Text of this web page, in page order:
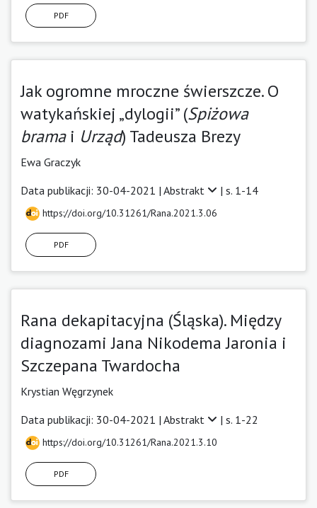
PDF
Jak ogromne mroczne świerszcze. O
watykańskiej „dylogii” (Spiżowa
bramai Urząd) Tadeusza Brezy
Ewa Graczyk
Data publikacji: 30-04-2021 | Abstrakt | s. 1-14
https://doi.org/10.31261/Rana.2021.3.06
PDF
Rana dekapitacyjna (Śląska). Między
diagnozami Jana Nikodema Jaronia i
Szczepana Twardocha
Krystian Węgrzynek
Data publikacji: 30-04-2021 | Abstrakt | s. 1-22
https://doi.org/10.31261/Rana.2021.3.10
PDF